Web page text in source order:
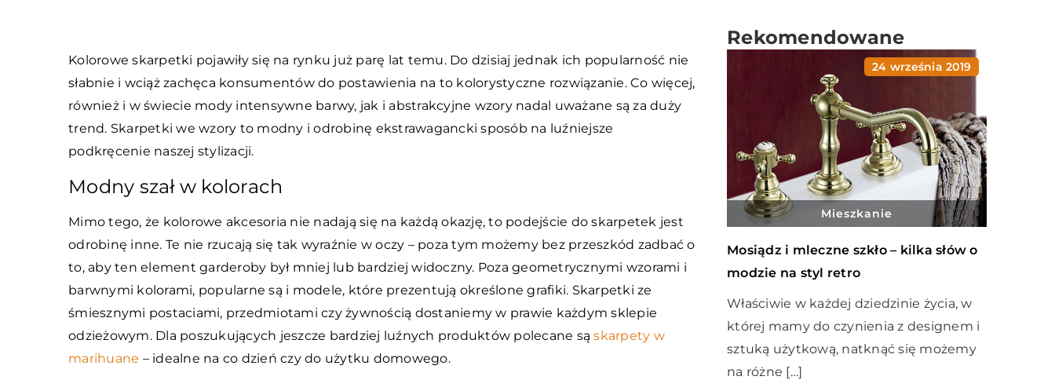
Kolorowe skarpetki pojawiły się na rynku już parę lat temu. Do dzisiaj jednak ich popularność nie
słabnie i wciąż zachęca konsumentów do postawienia na to kolorystyczne rozwiązanie. Co więcej,
również i w świecie mody intensywne barwy, jak i abstrakcyjne wzory nadal uważane są za duży
trend. Skarpetki we wzory to modny i odrobinę ekstrawagancki sposób na luźniejsze
podkręcenie naszej stylizacji.
Modny szał w kolorach
Mimo tego, że kolorowe akcesoria nie nadają się na każdą okazję, to podejście do skarpetek jest
odrobinę inne. Te nie rzucają się tak wyraźnie w oczy – poza tym możemy bez przeszkód zadbać o
to, aby ten element garderoby był mniej lub bardziej widoczny. Poza geometrycznymi wzorami i
barwnymi kolorami, popularne są i modele, które prezentują określone grafiki. Skarpetki ze
śmiesznymi postaciami, przedmiotami czy żywnością dostaniemy w prawie każdym sklepie
odzieżowym. Dla poszukujących jeszcze bardziej luźnych produktów polecane sąskarpety w
marihuane – idealne na co dzień czy do użytku domowego.
Rekomendowane
24 września 2019
Mieszkanie
Mosiądz i mleczne szkło – kilka słów o
modzie na styl retro
Właściwie w każdej dziedzinie życia, w
której mamy do czynienia z designem i
sztuką użytkową, natknąć się możemy
na różne […]